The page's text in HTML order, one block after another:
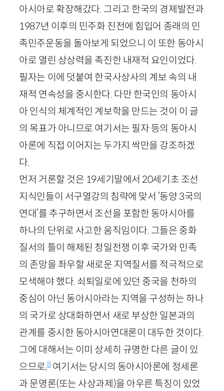
아시아로 확장해갔다. 그리고 한국의 경제발전과
1987년 이후의 민주화 진전에 힘입어 종래의 민
족민주운동을 돌아보게 되었으니 이 또한 동아시
아로 열린 상상력을 촉진한 내재적 요인이었다.
필자는 이에 덧붙여 한국사상사의 계보 속의 내
재적 연속성을 중시한다. 다만 한국인의 동아시
아 인식의 체계적인 계보학을 만드는 것이 이 글
의 목표가 아니므로 여기서는 필자 등의 동아시
아론에 직접 이어지는 두가지 싹만을 강조하겠
다.
먼저 거론할 것은 19세기말에서 20세기초 조선
지식인들이 서구열강의 침략에 맞서 ‘동양 3국의
연대’를 추구하면서 조선을 포함한 동아시아를
하나의 단위로 사고한 움직임이다. 그들은 중화
질서의 틀이 해체된 청일전쟁 이후 국가와 민족
의 존망을 좌우할 새로운 지역질서를 적극적으로
모색해야 했다. 쇠퇴일로에 있던 중국을 천하의
중심이 아닌 동아시아라는 지역을 구성하는 하나
의 국가로 상대화하면서 새로 부상한 일본과의
관계를 중시한 동아시아연대론이 대두한 것이다.
그에 대해서는 이미 상세히 규명한 다른 글이 있
으므로,8여기서는 당시의 동아시아론에 정세론
과 문명론(또는 사상과제)을 아우른 특징이 있었